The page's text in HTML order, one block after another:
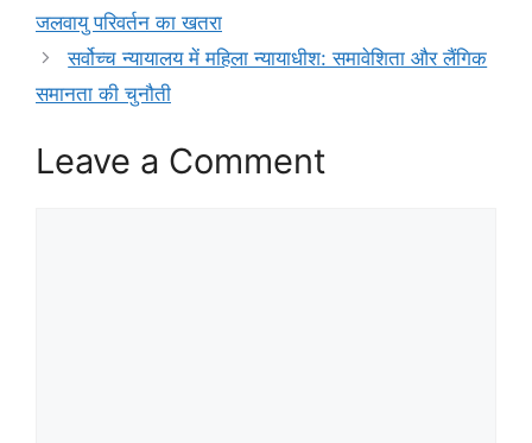
जलवायु परिवर्तन का खतरा
सर्वोच्च न्यायालय में महिला न्यायाधीश: समावेशिता और लैंगिक
समानता की चुनौती
Leave a Comment